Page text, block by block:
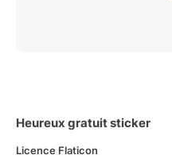
Heureux gratuit sticker
Licence Flaticon